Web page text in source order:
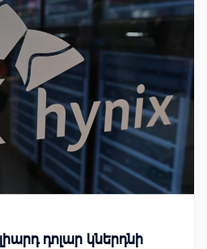
դոլար կներդնի